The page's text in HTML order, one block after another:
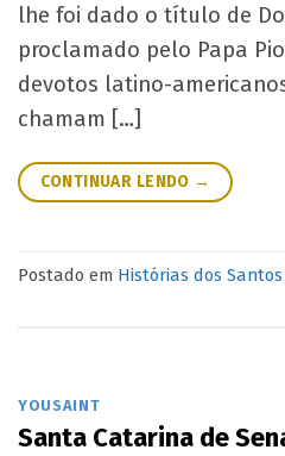
lhe foi dado o título de
proclamado pelo Papa
devotos latino-
chamam […]
CONTINUAR LENDO →
Postado em Histórias dos Santos
YOUSAINT
Santa Catarina de